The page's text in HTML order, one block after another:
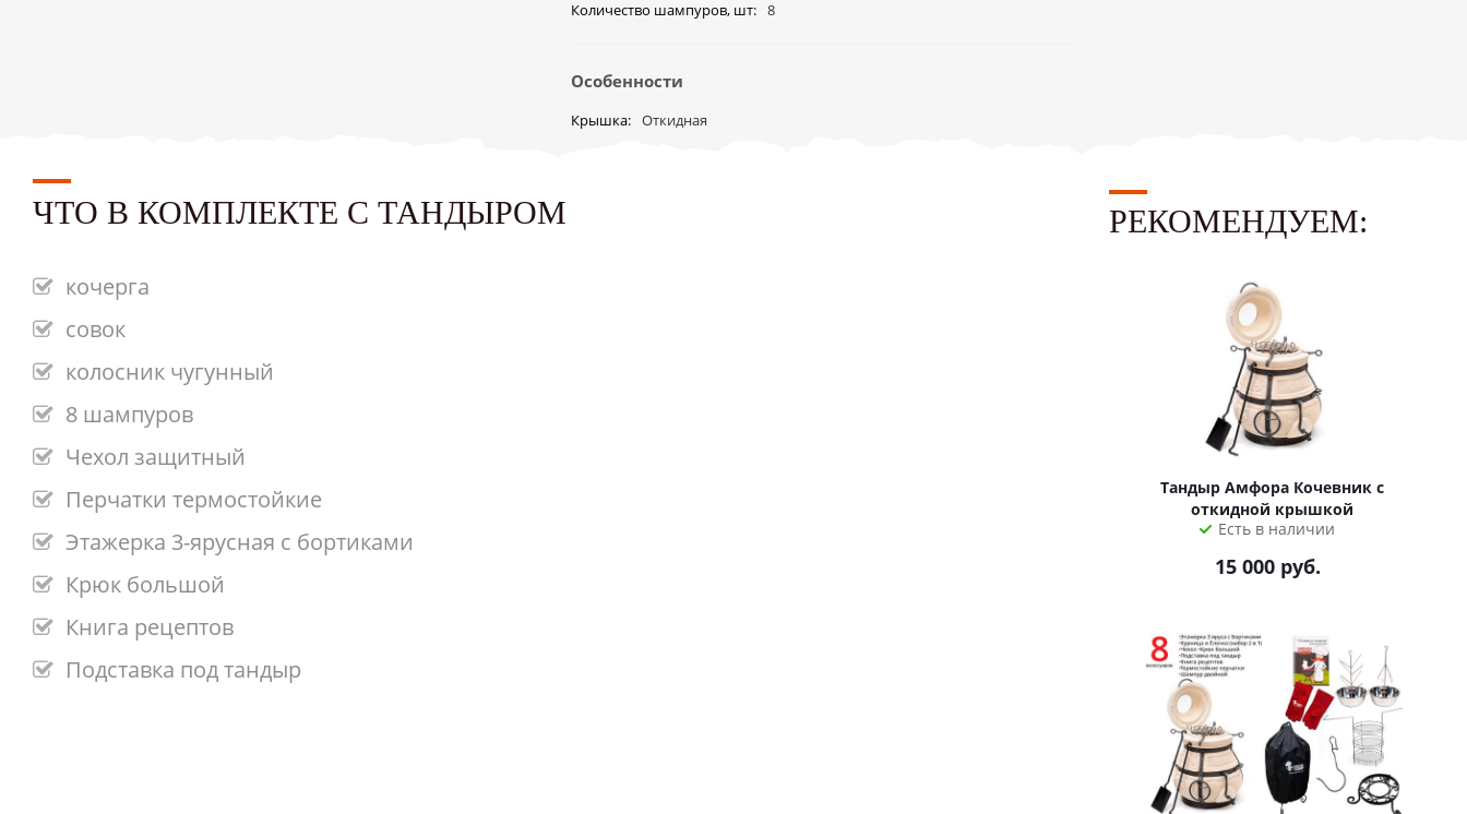
Количество шампуров, шт 8
Особенности
Крышка Откидная
ЧТО В КОМПЛЕКТЕ С ТАНДЫРОМ
кочерга
совок
колосник чугунный
8 шампуров
Чехол защитный
Перчатки термостойкие
Этажерка 3-ярусная с бортиками
Крюк большой
Книга рецептов
Подставка под тандыр
РЕКОМЕНДУЕМ:
Тандыр Амфора Кочевник с
откидной крышкой
Есть в наличии
15 000 руб.